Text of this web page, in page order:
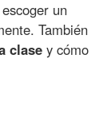
un
También
clase y cómo